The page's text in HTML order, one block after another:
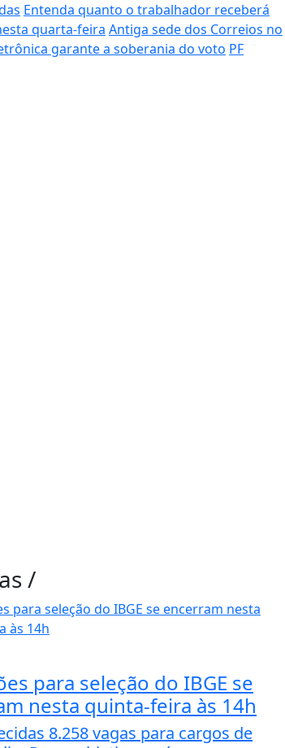
Entenda quanto o trabalhador receberá
quarta-feira Antiga sede dos Correios no
garante a soberania do voto PF
/
para seleção do IBGE se
nesta quinta-feira às 14h
8.258 vagas para cargos de